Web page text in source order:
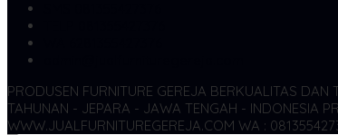
PRODUSEN FURNITURE GEREJA BERKUALITAS DAN
TAHUNAN - JEPARA - JAWA TENGAH - INDONESIA
WWW.JUALFURNITUREGEREJA.COM WA :